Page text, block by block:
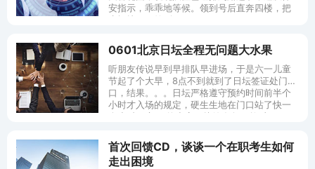
安指示，乖乖地等候。领到号后直奔四楼，把
水扔掉，再签到。
0601北京日坛全程无问题大水果
听朋友传说早到早排队早进场，于是六一儿童
节起了个大早，8点不到就到了日坛签证处门
口，结果。。。日坛严格遵守预约时间前半个
小时才入场的规定，硬生生地在门口站了快一
个小时。 门口的小店10块钱存包，然后
首次回馈CD，谈谈一个在职考生如何
走出困境